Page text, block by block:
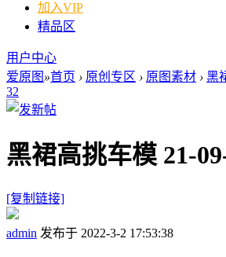
加入VIP
精品区
用户中心
爱原图 »首页 › 原创专区 › 原图素材 › 黑
32
黑裙高挑车模 21-
[复制链接]
admin 发布于 2022-3-2 17:53:38